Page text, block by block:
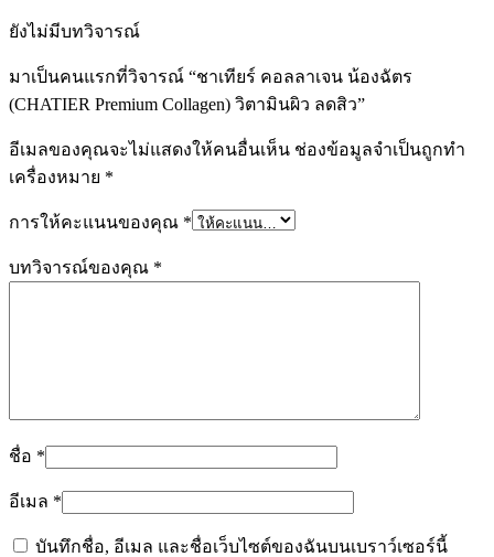
ยังไม่มีบทวิจารณ์
มาเป็นคนแรกที่วิจารณ์ “ชาเทียร์ คอลลาเจน น้องฉัตร
(CHATIER Premium Collagen) วิตามินผิว ลดสิว”
อีเมลของคุณจะไม่แสดงให้คนอื่นเห็น ช่องข้อมูลจำเป็นถูกทำ
เครื่องหมาย *
การให้คะแนนของคุณ *
บทวิจารณ์ของคุณ *
ชื่อ *
อีเมล *
บันทึกชื่อ, อีเมล และชื่อเว็บไซต์ของฉันบนเบราว์เซอร์นี้